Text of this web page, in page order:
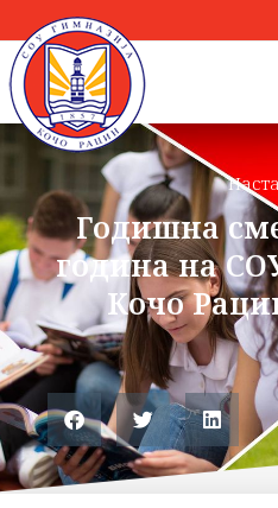
Годишна
година на
Кочо